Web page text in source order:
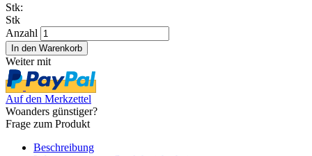
Stk:
Stk
Anzahl
Weiter mit
Auf den Merkzettel
Woanders günstiger?
Frage zum Produkt
Beschreibung